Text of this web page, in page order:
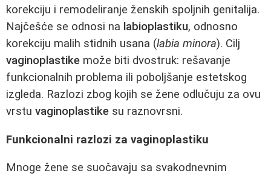
korekciju i remodeliranje ženskih spoljnih genitalija.
Najčešće se odnosi na labioplastiku, odnosno
korekciju malih stidnih usana (labia minora). Cilj
vaginoplastike može biti dvostruk: rešavanje
funkcionalnih problema ili poboljšanje estetskog
izgleda. Razlozi zbog kojih se žene odlučuju za ovu
vrstu vaginoplastike su raznovrsni.
Funkcionalni razlozi za vaginoplastiku
Mnoge žene se suočavaju sa svakodnevnim